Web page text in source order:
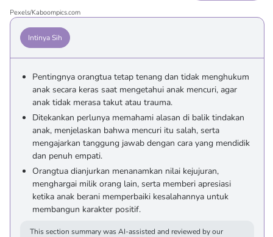
Pexels/Kaboompics.com
Intinya Sih
Pentingnya orangtua tetap tenang dan tidak menghukum
anak secara keras saat mengetahui anak mencuri, agar
anak tidak merasa takut atau trauma.
Ditekankan perlunya memahami alasan di balik tindakan
anak, menjelaskan bahwa mencuri itu salah, serta
mengajarkan tanggung jawab dengan cara yang mendidik
dan penuh empati.
Orangtua dianjurkan menanamkan nilai kejujuran,
menghargai milik orang lain, serta memberi apresiasi
ketika anak berani memperbaiki kesalahannya untuk
membangun karakter positif.
This section summary was AI-assisted and reviewed by our